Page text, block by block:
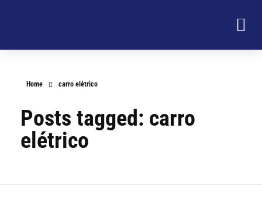
Home carro elétrico
Posts tagged: carro
elétrico